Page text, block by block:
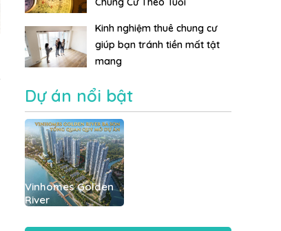
Kinh nghiệm thuê chung cư
giúp bạn tránh tiền mất tật
mang
Dự án nổi bật
Vinhomes Golden
River